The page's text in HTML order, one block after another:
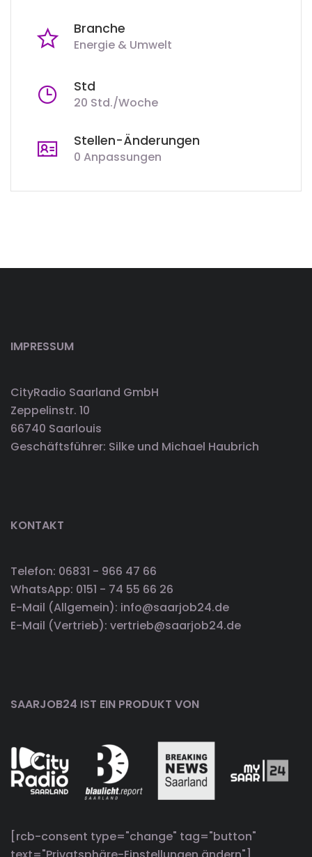
Branche
Energie & Umwelt
Std
20 Std./Woche
Stellen-Änderungen
0 Anpassungen
IMPRESSUM
CityRadio Saarland GmbH
Zeppelinstr. 10
66740 Saarlouis
Geschäftsführer: Silke und Michael Haubrich
KONTAKT
Telefon: 06831 - 966 47 66
WhatsApp: 0151 - 74 55 66 26
E-Mail (Allgemein): info@saarjob24.de
E-Mail (Vertrieb): vertrieb@saarjob24.de
SAARJOB24 IST EIN PRODUKT VON
[rcb-consent type="change" tag="button"